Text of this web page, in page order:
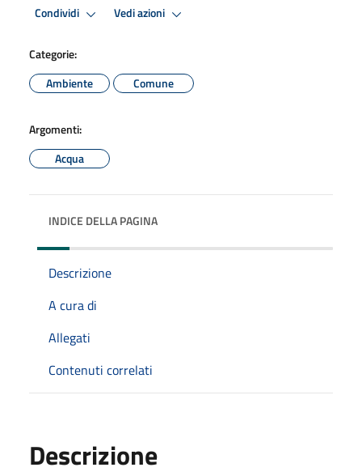
Condividi Vedi azioni
Categorie:
Ambiente
Comune
Argomenti:
Acqua
INDICE DELLA PAGINA
Descrizione
A cura di
Allegati
Contenuti correlati
Descrizione